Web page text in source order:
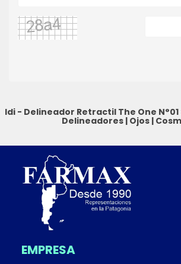
Idi - Delineador Retractil The One
Delineadores| Ojos|
EMPRESA